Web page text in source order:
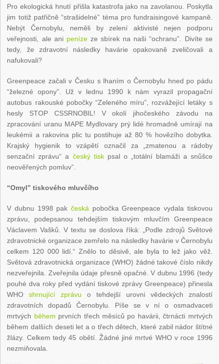
Pro ekologická hnutí přišla katastrofa jako na zavolanou. Poskytla
jim totiž patřičně “strašidelné” téma pro fundraisingové kampaně.
Nebýt Černobylu, neměli by zelení aktivisté nejen podporu
veřejnosti, ale ani penízeze sbírek na naši “ochranu”. Divíte se
tedy, že zdravotní následky havárie opakovaně zveličovali a
nafukovali?
Greenpeace začali v Česku s lhaním o Černobylu hned po pádu
“železné opony”. Už v lednu 1990 k nám vyrazil propagační
autobus rakouské pobočky “Zeleného míru”, rozvážející letáky s
hesly STOP CSSRNOBIL! V okolí jihočeského závodu na
zpracování uranu MAPE Mydlovary prý lidé hromadně umírají na
leukémii a rakovina plic tu postihuje až 80 % hovězího dobytka.
Krajský hygienik to vzápětí označil za „zmatenou a rádoby
senzační zprávu“ a český tiskpsal o „totální blamáži a snůšce
neověřených pomluv”.
“Omyl” tiskového mluvčího
V dubnu 1998 pakčeská pobočka Greenpeace vydala tiskovou
zprávu, podepsanou tehdejším tiskovým mluvčím Greenpeace
Václavem Vašků. V textu se doslova říká: „Podle zdrojů Světové
zdravotnické organizace zemřelo na následky havárie v Černobylu
celkem 120 000 lidí.“ Znělo to děsivě, ale byla to lež jako věž.
Světová zdravotnická organizace (WHO) žádné takové číslo nikdy
nezveřejnila. Zveřejnila údaje přesně opačné. V dubnu 1996 (tedy
pouhé dva roky před vydání tiskové zprávy Greenpeace) přinesla
WHOshrnující zprávu o tehdejší urovni vědeckých znalostí
zdravotních dopadů Černobylu. Píše se v ní o osmadvaceti
mrtvých během prvních třech měsíců po havárii, čtrnácti mrtvých
během dalších deseti let a o třech dětech, které zabil nádor štítné
žlázy. Celkem tedy 45 obětí. Žádné jiné mrtvé WHO v roce 1996
nezmiňovala.